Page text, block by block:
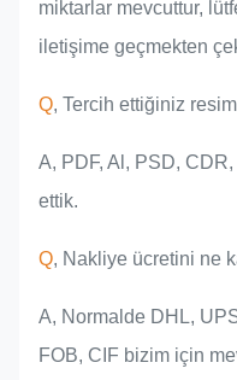
miktarlar mevcuttur,
iletişime geçmekten
Q, Tercih ettiğiniz
A, PDF, Al, PSD, CDR,
ettik.
Q, Nakliye ücretini ne
A, Normalde DHL,
FOB, CIF bizim için